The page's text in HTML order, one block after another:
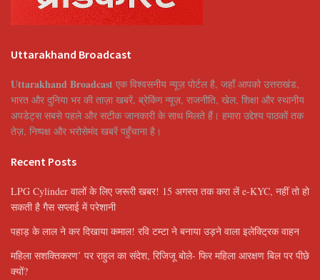
Uttarakhand Broadcast
Uttarakhand Broadcast एक विश्वसनीय न्यूज़ पोर्टल है, जहाँ आपको उत्तराखंड,
भारत और दुनिया भर की ताज़ा खबरें, ब्रेकिंग न्यूज़, राजनीति, खेल, शिक्षा और स्थानीय
अपडेट्स सबसे पहले और सटीक जानकारी के साथ मिलते हैं। हमारा उद्देश्य पाठकों तक
तेज़, निष्पक्ष और भरोसेमंद खबरें पहुँचाना है।
Recent Posts
LPG Cylinder वालों के लिए जरूरी खबर! 15 अगस्त तक करा लें e-KYC, नहीं तो हो
सकती है गैस सप्लाई में परेशानी
पहाड़ के लाल ने कर दिखाया कमाल! रवि टम्टा ने बनाया उड़ने वाला इलेक्ट्रिक वाहन
महिला सशक्तिकरण’ पर राहुल का संदेश, रिजिजू बोले- फिर महिला आरक्षण बिल पर पीछे
क्यों?